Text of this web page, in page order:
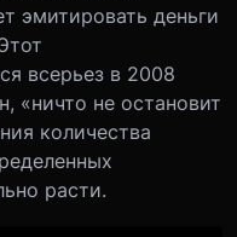
эмитировать деньги
всерьез в 2008
«ничто не остановит
количества
расти.